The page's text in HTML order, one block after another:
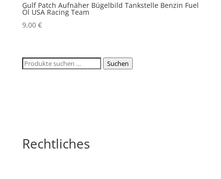
Gulf Patch Aufnäher Bügelbild Tankstelle Benzin Fuel
Öl USA Racing Team
9,00 €
Suchen
Suchen
Rechtliches